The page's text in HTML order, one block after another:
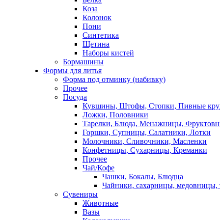
Коза
Колонок
Пони
Синтетика
Щетина
Наборы кистей
Бормашины
Формы для литья
Форма под отминку (набивку)
Прочее
Посуда
Кувшины, Штофы, Стопки, Пивные
Ложки, Половники
Тарелки, Блюда, Менажницы,
Горшки, Супницы, Салатники, Лотки
Молочники, Сливочники, Масленки
Конфетницы, Сухарницы, Креманки
Прочее
Чай/Кофе
Чашки, Бокалы, Блюдца
Чайники, сахарницы, медовницы,
Сувениры
Животные
Вазы